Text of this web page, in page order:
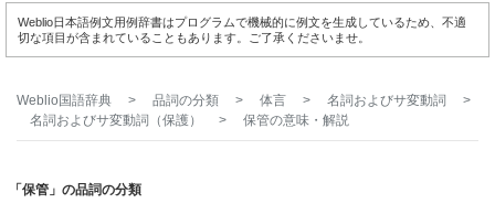
Weblio日本語例文用例辞書はプログラムで機械的に例文を生成しているため、不適
切な項目が含まれていることもあります。ご了承くださいませ。
Weblio国語辞典 > 品詞の分類 > 体言 > 名詞およびサ変動詞
>
名詞およびサ変動詞（保護）
> 保管の意味・解説
「保管」の品詞の分類